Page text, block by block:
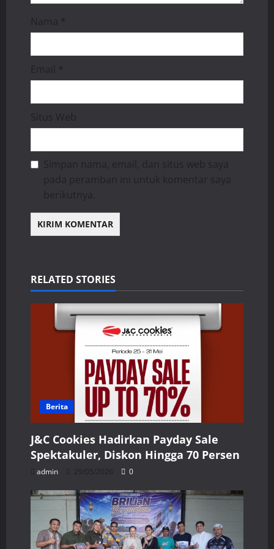
Nama *
Email *
Situs Web
Simpan nama, email, dan situs web saya
pada peramban ini untuk komentar saya
berikutnya.
RELATED STORIES
Berita
J&C Cookies Hadirkan Payday Sale
Spektakuler, Diskon Hingga 70 Persen
admin 29/05/2026 0